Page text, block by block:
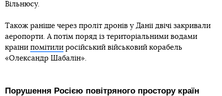
Вільнюсу.
Також раніше через проліт дронів у Данії двічі закривали
аеропорти. А потім поряд із територіальними водами
країни помітили російський військовий корабель
«Олександр Шабалін».
Порушення Росією повітряного простору країн